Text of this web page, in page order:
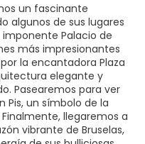
un fascinante
algunos de sus lugares
Palacio de
más impresionantes
la encantadora Plaza
elegante y
Pasearemos para ver
Pis, un símbolo de la
llegaremos a
vibrante de Bruselas,